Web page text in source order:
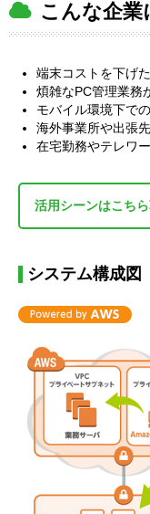
こんな企
端末コストを下げ
煩雑なPC管理業務
モバイル環境下で
海外事業所や出張
在宅勤務やテレワ
活用シーンはこちら
システム構成図